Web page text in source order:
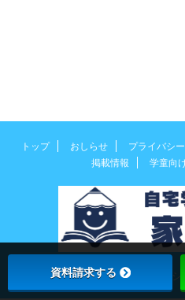
トップ おしらせ プライバシ
掲載情報
学童向
© 2026 自宅学習
資料請求する